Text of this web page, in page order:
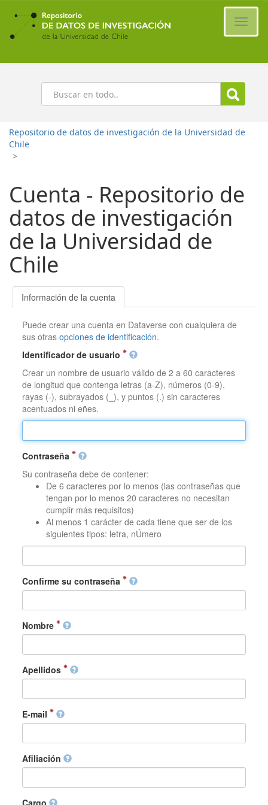
Ir
contenido
principal
Buscar
Repositorio de datos de investigación de la Universidad de
Chile
>
Cuenta - Repositorio de
datos de investigación
de la Universidad de
Chile
Información de la cuenta
Puede crear una cuenta en Dataverse con cualquiera de
sus otrasopciones de identificación.
Identificador de usuario
Crear un nombre de usuario válido de 2 a 60 caracteres
de longitud que contenga letras (a-Z), números (0-9),
rayas (-), subrayados (_), y puntos (.) sin caracteres
acentuados ni eñes.
Contraseña
Su contraseña debe de contener:
De 6 caracteres por lo menos (las contraseñas que
tengan por lo menos 20 caracteres no necesitan
cumplir más requisitos)
Al menos 1 carácter de cada tiene que ser de los
siguientes tipos: letra, nÚmero
Confirme su contraseña
Nombre
Apellidos
E-mail
Afiliación
Cargo